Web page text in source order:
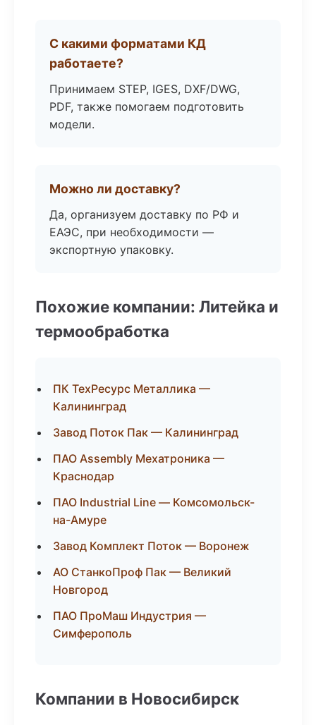
С какими форматами КД
работаете?
Принимаем STEP, IGES, DXF/DWG,
PDF, также помогаем подготовить
модели.
Можно ли доставку?
Да, организуем доставку по РФ и
ЕАЭС, при необходимости —
экспортную упаковку.
Похожие компании: Литейка и
термообработка
ПК ТехРесурс Металлика —
Калининград
Завод Поток Пак — Калининград
ПАО Assembly Мехатроника —
Краснодар
ПАО Industrial Line — Комсомольск-
на-Амуре
Завод Комплект Поток — Воронеж
АО СтанкоПроф Пак — Великий
Новгород
ПАО ПроМаш Индустрия —
Симферополь
Компании в Новосибирск